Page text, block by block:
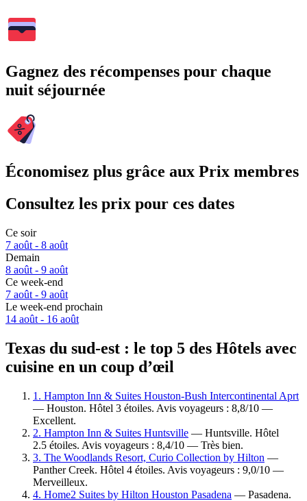
Gagnez des récompenses pour chaque
nuit séjournée
Économisez plus grâce aux Prix membres
Consultez les prix pour ces dates
Ce soir
7 août - 8 août
Demain
8 août - 9 août
Ce week-end
7 août - 9 août
Le week-end prochain
14 août - 16 août
Texas du sud-est : le top 5 des Hôtels avec
cuisine en un coup d’œil
1. Hampton Inn & Suites Houston-Bush Intercontinental Aprt
— Houston. Hôtel 3 étoiles. Avis voyageurs : 8,8/10 —
Excellent.
2. Hampton Inn & Suites Huntsville — Huntsville. Hôtel
2.5 étoiles. Avis voyageurs : 8,4/10 — Très bien.
3. The Woodlands Resort, Curio Collection by Hilton —
Panther Creek. Hôtel 4 étoiles. Avis voyageurs : 9,0/10 —
Merveilleux.
4. Home2 Suites by Hilton Houston Pasadena — Pasadena.